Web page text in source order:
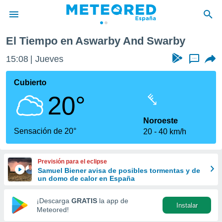
de
por
se
calidad.
a este
las
y
forma
digital
basada
El Tiempo en Aswarby And Swarby
15:08 Jueves ...
Cubierto
20°
Sensación de 20°
Noroeste
20
40 km/h
Previsión para el eclipse
Samuel Biener avisa de posibles tormentas y de
un domo de calor en España
¡Descarga GRATIS la app de
Meteored!
Instalar